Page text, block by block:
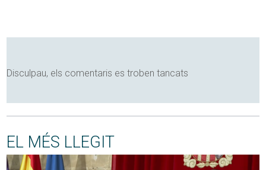
Disculpau, els comentaris es troben tancats
EL MÉS LLEGIT